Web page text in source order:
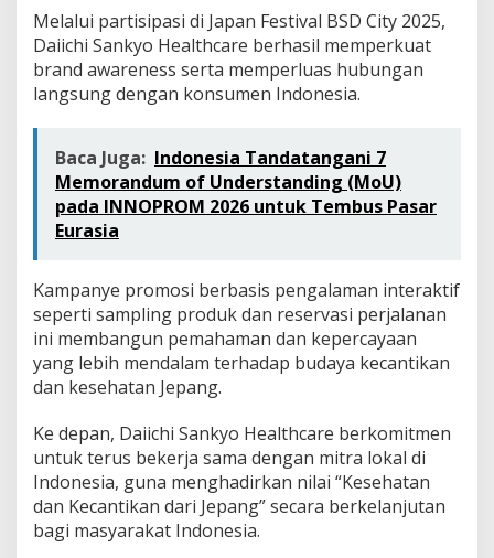
Melalui partisipasi di Japan Festival BSD City 2025,
Daiichi Sankyo Healthcare berhasil memperkuat
brand awareness serta memperluas hubungan
langsung dengan konsumen Indonesia.
Baca Juga: Indonesia Tandatangani 7
Memorandum of Understanding (MoU)
pada INNOPROM 2026 untuk Tembus Pasar
Eurasia
Kampanye promosi berbasis pengalaman interaktif
seperti sampling produk dan reservasi perjalanan
ini membangun pemahaman dan kepercayaan
yang lebih mendalam terhadap budaya kecantikan
dan kesehatan Jepang.
Ke depan, Daiichi Sankyo Healthcare berkomitmen
untuk terus bekerja sama dengan mitra lokal di
Indonesia, guna menghadirkan nilai “Kesehatan
dan Kecantikan dari Jepang” secara berkelanjutan
bagi masyarakat Indonesia.